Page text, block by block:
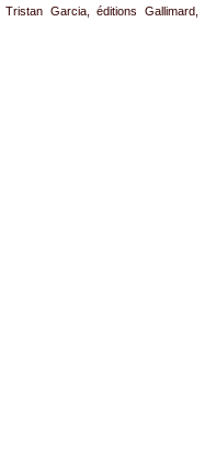
, Tristan Garcia, éditions Gallimard,